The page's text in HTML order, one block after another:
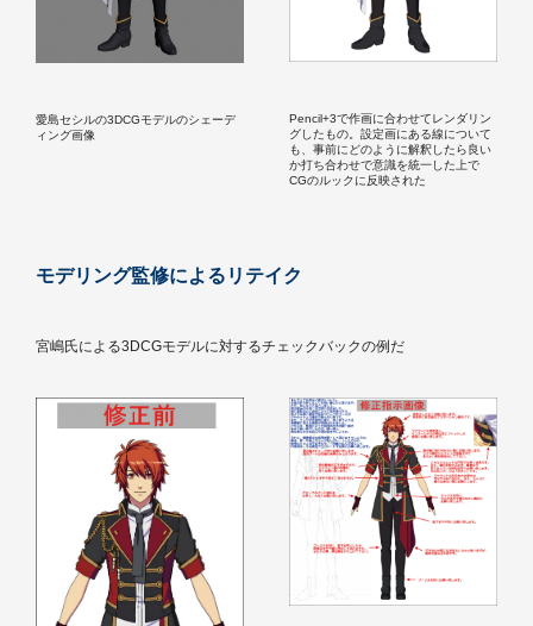
愛島セシルの3DCGモデルのシェーデ
ィング画像
Pencil+3で作画に合わせてレンダリン
グしたもの。設定画にある線について
も、事前にどのように解釈したら良い
か打ち合わせで意識を統一した上で
CGのルックに反映された
モデリング監修によるリテイク
宮嶋氏による3DCGモデルに対するチェックバックの例だ